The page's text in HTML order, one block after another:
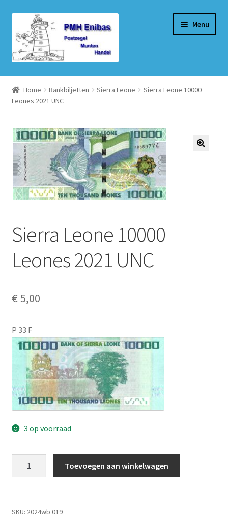
door
naar
navigatie
naar
de
inhoud
Menu
Home
Beurzen
Winkel
Winkelmand
Afrekenen
Alg. voorw.
Privacybeleid PMH Enibas
Home Bankbiljetten Sierra Leone
Sierra Leone 10000
Leones 2021 UNC
Sierra Leone 10000
Leones 2021 UNC
€ 5,00
P 33 F
3 op voorraad
2021
Toevoegen aan winkelwagen
SKU: 2024wb 019